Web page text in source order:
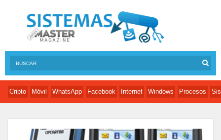
Cripto Móvil WhatsApp Facebook Internet Windows Procesos